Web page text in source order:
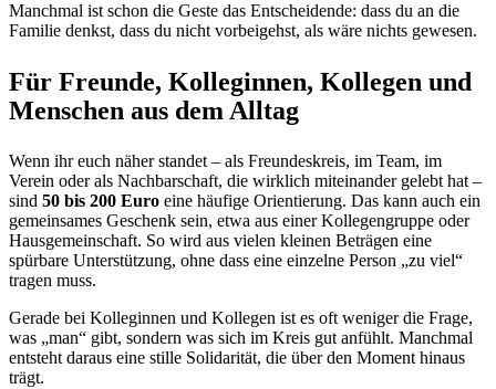
Manchmal ist schon die Geste das Entscheidende: dass du an die
Familie denkst, dass du nicht vorbeigehst, als wäre nichts gewesen.
Für Freunde, Kolleginnen, Kollegen und
Menschen aus dem Alltag
Wenn ihr euch näher standet – als Freundeskreis, im Team, im
Verein oder als Nachbarschaft, die wirklich miteinander gelebt hat –
sind 50 bis 200 Euro eine häufige Orientierung. Das kann auch ein
gemeinsames Geschenk sein, etwa aus einer Kollegengruppe oder
Hausgemeinschaft. So wird aus vielen kleinen Beträgen eine
spürbare Unterstützung, ohne dass eine einzelne Person „zu viel“
tragen muss.
Gerade bei Kolleginnen und Kollegen ist es oft weniger die Frage,
was „man“ gibt, sondern was sich im Kreis gut anfühlt. Manchmal
entsteht daraus eine stille Solidarität, die über den Moment hinaus
trägt.